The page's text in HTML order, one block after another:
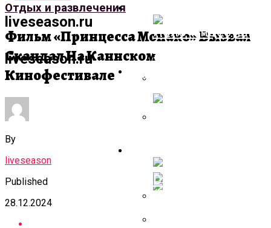
liveseason.ru
liveseason.ru
Ремонт
Террасы + Фото
Отдых и развлечения
Фильм «Принцесса Монако» Вызвал
Скандал На Каннском
Кинофестивале
By
liveseason
Published
28.12.2024